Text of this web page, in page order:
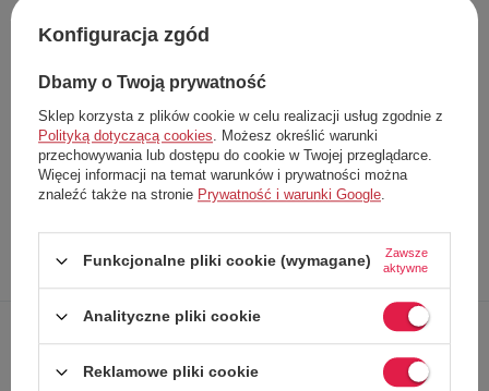
Darmowa dostawa od70,00 zł
Rozmiar:
30
Producent
Beck
Kod produktu
491 PIRAT
Opis
Dokładne
Zapytaj o
Napisz
swoją opinię
Idealne nadeszczczy wyprawę do lasu
Konfiguracja zgód
Dbamy o Twoją prywatność
Sklep korzysta z plików cookie w celu realizacji usług zgodnie z
Polityką dotyczącą cookies. Możesz określić warunki
przechowywania lub dostępu do cookie w Twojej przeglądarce.
Więcej informacji na temat warunków i prywatności można
znaleźć także na stronie Prywatność i warunki Google.
Funkcjonalne pliki cookie (wymagane)
Zawsze
aktywne
Analityczne pliki cookie
Reklamowe pliki cookie